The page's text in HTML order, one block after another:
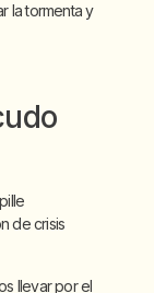
la tormenta y
de crisis
llevar por el